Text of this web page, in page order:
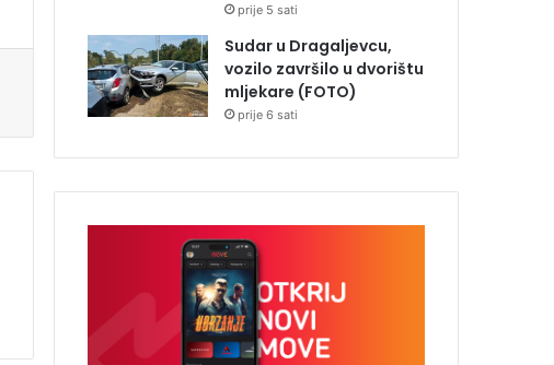
prije 5 sati
Sudar u Dragaljevcu,
vozilo završilo u dvorištu
mljekare (FOTO)
prije 6 sati